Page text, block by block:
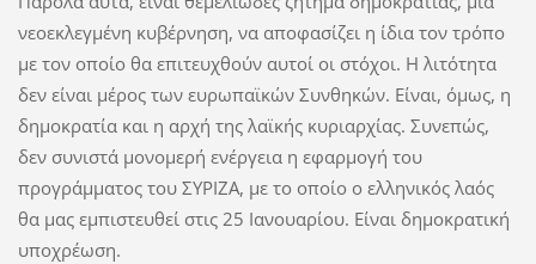
νεοεκλεγμένη κυβέρνηση, να αποφασίζει η ίδια τον τρόπο
με τον οποίο θα επιτευχθούν αυτοί οι στόχοι. Η λιτότητα
δεν είναι μέρος των ευρωπαϊκών Συνθηκών. Είναι, όμως, η
δημοκρατία και η αρχή της λαϊκής κυριαρχίας. Συνεπώς,
δεν συνιστά μονομερή ενέργεια η εφαρμογή του
προγράμματος του ΣΥΡΙΖΑ, με το οποίο ο ελληνικός λαός
θα μας εμπιστευθεί στις 25 Ιανουαρίου. Είναι δημοκρατική
υποχρέωση.